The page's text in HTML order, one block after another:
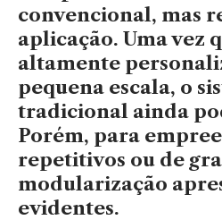
convencional, mas
aplicação. Uma vez
altamente
pequena escala, o
tradicional ainda
Porém, para
repetitivos ou de
modularização
evidentes.